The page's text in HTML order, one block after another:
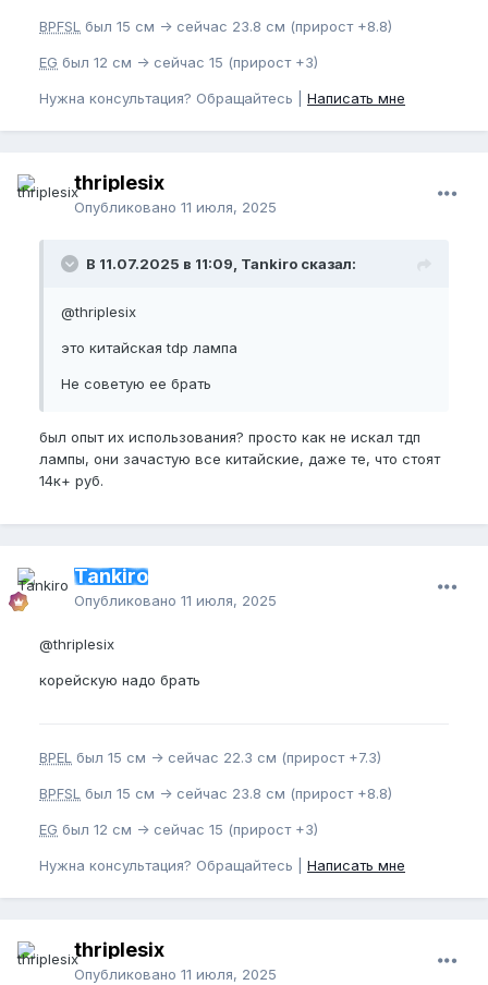
BPFSL был 15 см -> сейчас 23.8 см (прирост +8.8)
EG был 12 см -> сейчас 15 (прирост +3)
Нужна консультация? Обращайтесь | Написать мне
thriplesix
Опубликовано 11 июля, 2025
В 11.07.2025 в 11:09, Tankiro сказал:
@thriplesix
это китайская tdp лампа
Не советую ее брать
был опыт их использования? просто как не искал тдп
лампы, они зачастую все китайские, даже те, что стоят
14к+ руб.
Tankiro
Опубликовано 11 июля, 2025
@thriplesix
корейскую надо брать
BPEL был 15 см -> сейчас 22.3 см (прирост +7.3)
BPFSL был 15 см -> сейчас 23.8 см (прирост +8.8)
EG был 12 см -> сейчас 15 (прирост +3)
Нужна консультация? Обращайтесь | Написать мне
thriplesix
Опубликовано 11 июля, 2025